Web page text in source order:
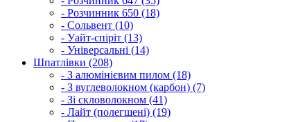
- Розчинник 650 (18)
- Сольвент (10)
- Уайт-спіріт (13)
- Універсальні (14)
Шпатлівки (208)
- З алюмінієвим пилом (18)
- З вуглеволокном (карбон) (7)
- Зі скловолокном (41)
- Лайт (полегшені) (19)